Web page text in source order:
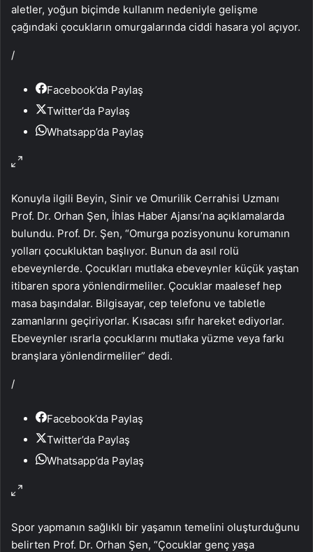
aletler, yoğun biçimde kullanım nedeniyle gelişme
çağındaki çocukların omurgalarında ciddi hasara yol açıyor.
/
Facebook’da Paylaş
Twitter’da Paylaş
Whatsapp’da Paylaş
Konuyla ilgili Beyin, Sinir ve Omurilik Cerrahisi Uzmanı
Prof. Dr. Orhan Şen, İhlas Haber Ajansı’na açıklamalarda
bulundu. Prof. Dr. Şen, “Omurga pozisyonunu korumanın
yolları çocukluktan başlıyor. Bunun da asıl rolü
ebeveynlerde. Çocukları mutlaka ebeveynler küçük yaştan
itibaren spora yönlendirmeliler. Çocuklar maalesef hep
masa başındalar. Bilgisayar, cep telefonu ve tabletle
zamanlarını geçiriyorlar. Kısacası sıfır hareket ediyorlar.
Ebeveynler ısrarla çocuklarını mutlaka yüzme veya farkı
branşlara yönlendirmeliler” dedi.
/
Facebook’da Paylaş
Twitter’da Paylaş
Whatsapp’da Paylaş
Spor yapmanın sağlıklı bir yaşamın temelini oluşturduğunu
belirten Prof. Dr. Orhan Şen, “Çocuklar genç yaşa